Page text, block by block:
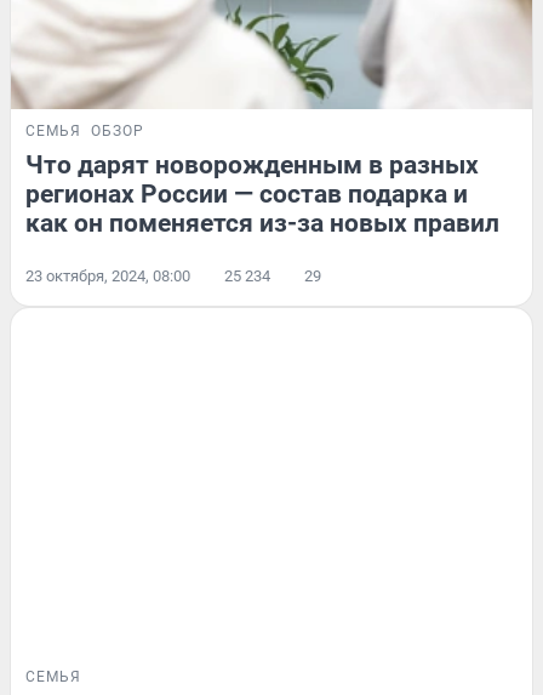
СЕМЬЯ ОБЗОР
Что дарят новорожденным в разных
регионах России — состав подарка и
как он поменяется из-за новых правил
23 октября, 2024, 08:00 25 234 29
СЕМЬЯ